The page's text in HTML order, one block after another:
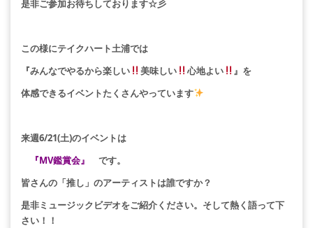
是非ご参加お待ちしております☆彡
この様にテイクハート土浦では
『みんなでやるから楽しい
美味しい 心地よい
』を
体感できるイベントたくさんやっています
来週6/21(土)のイベントは
『MV鑑賞会』
です。
皆さんの「推し」のアーティストは誰ですか？
是非ミュージックビデオをご紹介ください。そして熱く語って下
さい！！